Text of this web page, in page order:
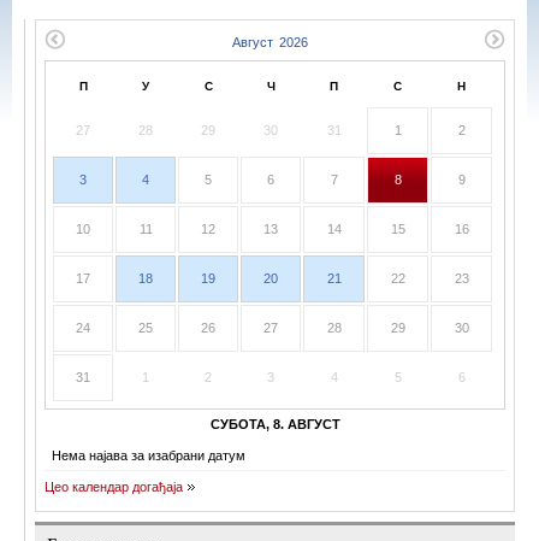
П У С Ч П С Н
27 28 29 30 31 1 2
3 4 5 6 7 8 9
10 11 12 13 14 15 16
17 18 19 20 21 22 23
24 25 26 27 28 29 30
31 1 2 3 4 5 6
СУБОТА, 8. АВГУСТ
Нема најава за изабрани датум
Цео календар догађаја